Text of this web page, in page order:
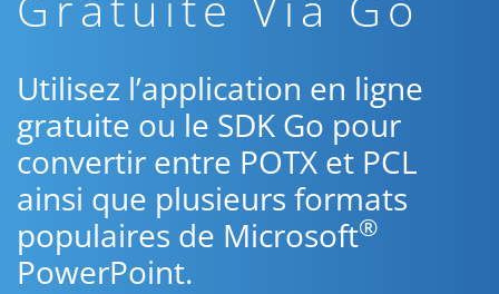
Utilisez l’application en ligne
gratuite ou le SDK Go pour
convertir entre POTX et PCL
ainsi que plusieurs formats
populaires de Microsoft®
PowerPoint.